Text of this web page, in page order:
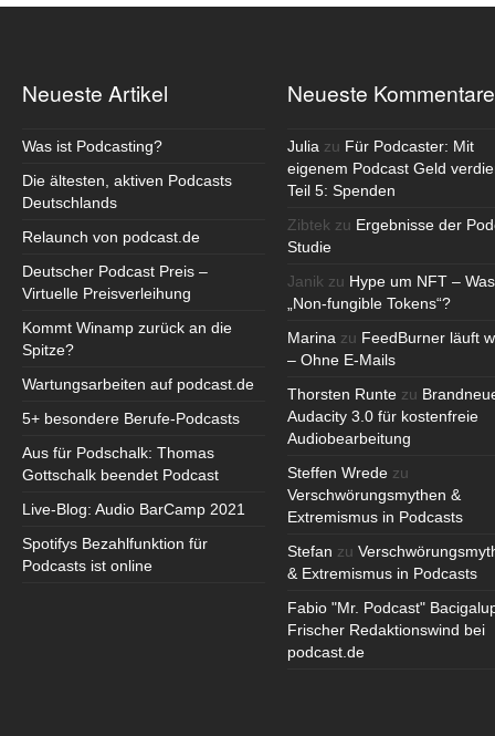
Neueste Artikel
Was ist Podcasting?
Die ältesten, aktiven Podcasts
Deutschlands
Relaunch von podcast.de
Deutscher Podcast Preis –
Virtuelle Preisverleihung
Kommt Winamp zurück an die
Spitze?
Wartungsarbeiten auf podcast.de
5+ besondere Berufe-Podcasts
Aus für Podschalk: Thomas
Gottschalk beendet Podcast
Live-Blog: Audio BarCamp 2021
Spotifys Bezahlfunktion für
Podcasts ist online
Neueste Kommentare
Julia zu Für Podcaster: Mit
eigenem Podcast Geld
Teil 5: Spenden
Zibtek zu Ergebnisse der
Studie
Janik zu Hype um NFT –
„Non-fungible Tokens“?
Marina zu FeedBurner läuft
– Ohne E-Mails
Thorsten Runte zu
Audacity 3.0 für kostenfreie
Audiobearbeitung
Steffen Wrede zu
Verschwörungsmythen &
Extremismus in Podcasts
Stefan zu
& Extremismus in Podcasts
Fabio "Mr. Podcast"
Frischer Redaktionswind bei
podcast.de